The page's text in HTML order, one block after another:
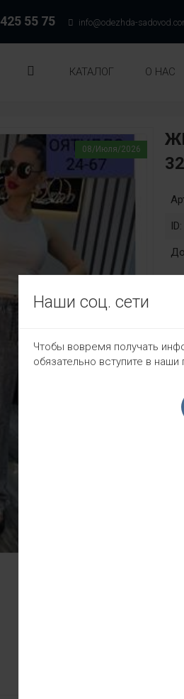
425 55 75 info@odezhda-
КАТАЛОГ О НАС
08/Июля/2026
ID:
Наши соц. сети
Чтобы вовремя получать
обязательно вступите в